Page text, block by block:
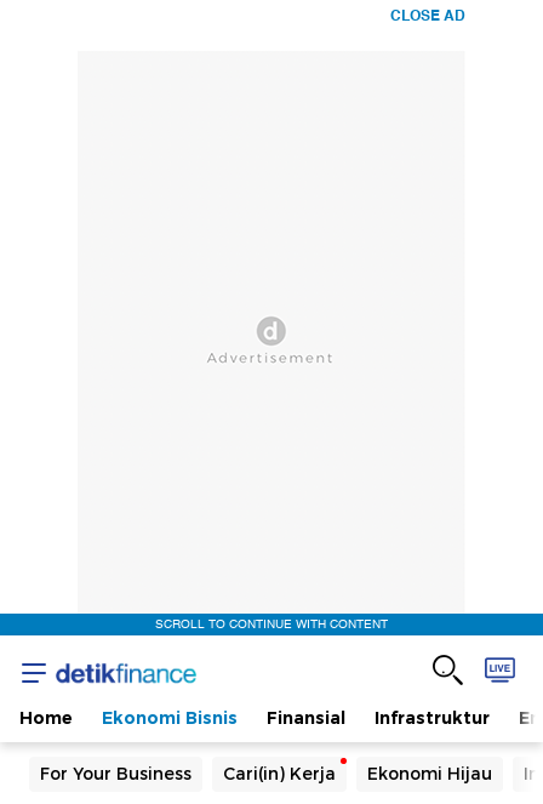
CLOSE AD
SCROLL TO CONTINUE WITH CONTENT
Home Ekonomi Bisnis Finansial Infrastruktur
For Your Business Cari(in) Kerja Ekonomi Hijau